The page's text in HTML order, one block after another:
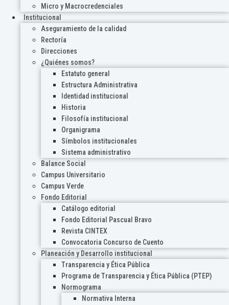
Micro y Macrocredenciales
Institucional
Aseguramiento de la calidad
Rectoría
Direcciones
¿Quiénes somos?
Estatuto general
Estructura Administrativa
Identidad institucional
Historia
Filosofía institucional
Organigrama
Símbolos institucionales
Sistema administrativo
Balance Social
Campus Universitario
Campus Verde
Fondo Editorial
Catálogo editorial
Fondo Editorial Pascual Bravo
Revista CINTEX
Convocatoria Concurso de Cuento
Planeación y Desarrollo institucional
Transparencia y Ética Pública
Programa de Transparencia y Ética Pública (PTEP)
Normograma
Normativa Interna